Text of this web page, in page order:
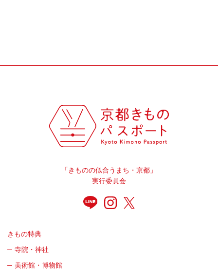
「きものの似合うまち・京都」
実行委員会
きもの特典
寺院・神社
美術館・博物館